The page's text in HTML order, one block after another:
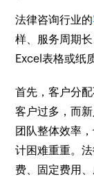
法律咨询行业的
样、服务周期
Excel表格或纸
首先，客户分
客户过多，而
团队整体效率
计困难重重。
费、固定费用